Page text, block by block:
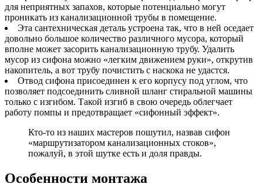
для неприятных запахов, которые потенциально могут
проникать из канализационной трубы в помещение.
Эта сантехническая деталь устроена так, что в ней оседает
довольно большое количество различного мусора, который
вполне может засорить канализационную трубу. Удалить
мусор из сифона можно «легким движением руки», открутив
накопитель, а вот трубу почистить с наскока не удастся.
Отвод сифона присоединен к его корпусу под углом, что
позволяет подсоединить сливной шланг стиральной машины
только с изгибом. Такой изгиб в свою очередь облегчает
работу помпы и предотвращает «сифонный эффект».
Кто-то из наших мастеров пошутил, назвав сифон
«маршрутизатором канализационных стоков»,
пожалуй, в этой шутке есть и доля правды.
Особенности монтажа